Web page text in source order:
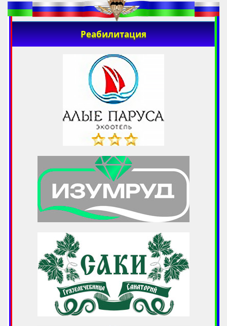
Реабилитация